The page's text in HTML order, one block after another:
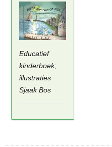
Educatief
kinderboek;
illustraties
Sjaak Bos